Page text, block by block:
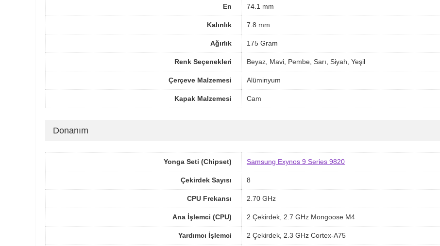
En 74.1 mm
Kalınlık 7.8 mm
Ağırlık 175 Gram
Renk Seçenekleri Beyaz, Mavi, Pembe, Sarı, Siyah, Yeşil
Çerçeve Malzemesi Alüminyum
Kapak Malzemesi Cam
Donanım
Yonga Seti (Chipset) Samsung Exynos 9 Series 9820
Çekirdek Sayısı 8
CPU Frekansı 2.70 GHz
Ana İşlemci (CPU) 2 Çekirdek, 2.7 GHz Mongoose M4
Yardımcı İşlemci 2 Çekirdek, 2.3 GHz Cortex-A75